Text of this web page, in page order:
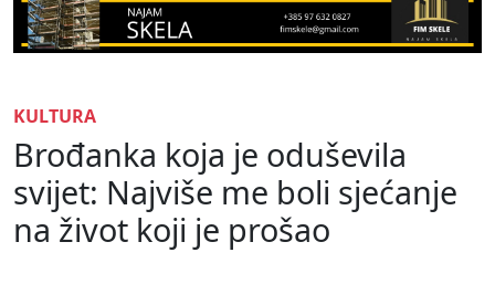
KULTURA
Brođanka koja je oduševila
svijet: Najviše me boli sjećanje
na život koji je prošao